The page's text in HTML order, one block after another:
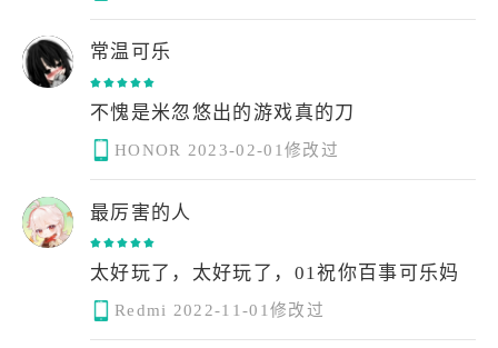
常温可乐
不愧是米忽悠出的游戏真的刀
HONOR 2023-02-01修改过
最厉害的人
Redmi 2022-11-01修改过